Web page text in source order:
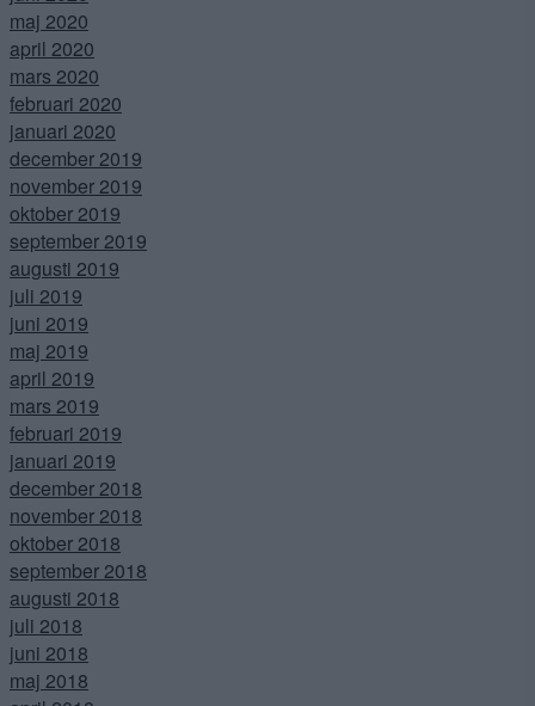
maj 2020
april 2020
mars 2020
februari 2020
januari 2020
december 2019
november 2019
oktober 2019
september 2019
augusti 2019
juli 2019
juni 2019
maj 2019
april 2019
mars 2019
februari 2019
januari 2019
december 2018
november 2018
oktober 2018
september 2018
augusti 2018
juli 2018
juni 2018
maj 2018